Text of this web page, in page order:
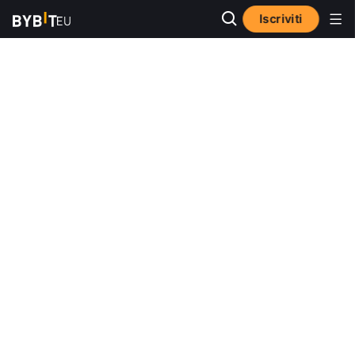
Iscriviti